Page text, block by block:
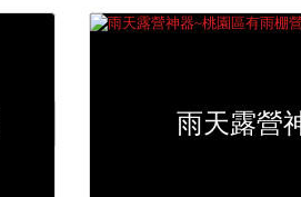
雨天露營